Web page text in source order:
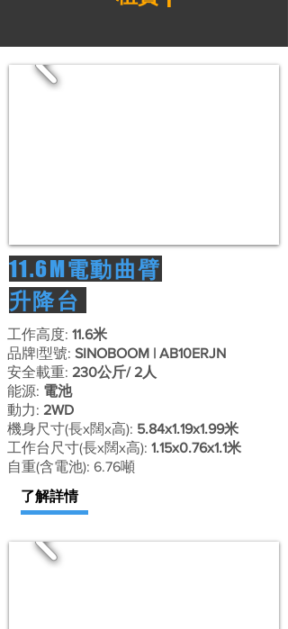
11.6M電動曲臂
升降台
工作高度: 11.6米
品牌|型號: SINOBOOM | AB10ERJN
安全載重: 230公斤/ 2人
能源: 電池
動力: 2WD
機身尺寸(長x闊x高): 5.84x1.19x1.99米
工作台尺寸(長x闊x高): 1.15x0.76x1.1米
自重(含電池):​ 6.76噸
了解詳情